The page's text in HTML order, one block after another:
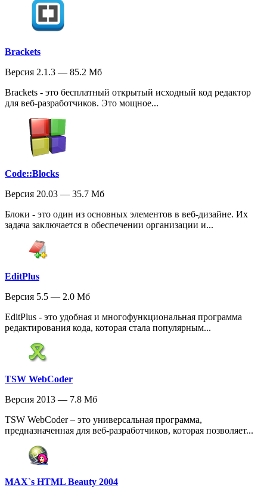
Brackets
Версия 2.1.3 — 85.2 Мб
Brackets - это бесплатный открытый исходный код редактор
для веб-разработчиков. Это мощное...
Code::Blocks
Версия 20.03 — 35.7 Мб
Блоки - это один из основных элементов в веб-дизайне. Их
задача заключается в обеспечении организации и...
EditPlus
Версия 5.5 — 2.0 Мб
EditPlus - это удобная и многофункциональная программа
редактирования кода, которая стала популярным...
TSW WebCoder
Версия 2013 — 7.8 Мб
TSW WebCoder – это универсальная программа,
предназначенная для веб-разработчиков, которая позволяет...
MAX`s HTML Beauty 2004